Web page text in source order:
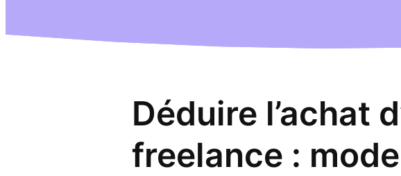
Déduire l’achat
freelance :